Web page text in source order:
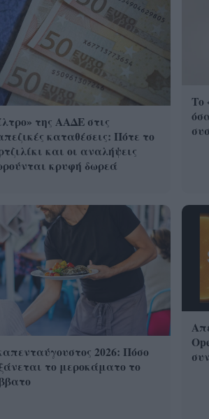
της ΑΑΔΕ στις
καταθέσεις: Πότε το
και οι αναλήψεις
κρυφή δωρεά
Το
2026: Πόσο
το μεροκάματο το